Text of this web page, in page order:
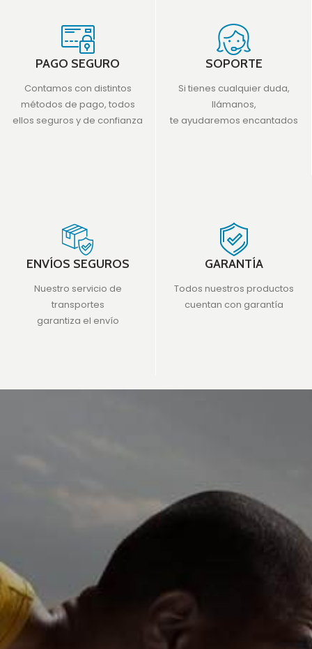
PAGO SEGURO
Contamos con distintos
métodos de pago, todos
ellos seguros y de confianza
SOPORTE
Si tienes cualquier duda,
llámanos,
te ayudaremos encantados
ENVÍOS SEGUROS
Nuestro servicio de
transportes
garantiza el envío
GARANTÍA
Todos nuestros productos
cuentan con garantía